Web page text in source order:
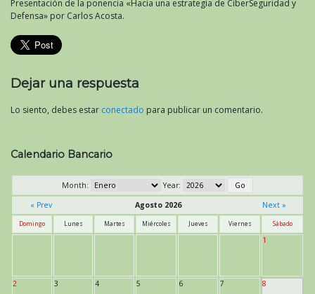
Presentación de la ponencia «Hacia una estrategia de CiberSeguridad y
Defensa» por Carlos Acosta.
Dejar una respuesta
Lo siento, debes estar conectado para publicar un comentario.
Calendario Bancario
Month:
Year:
« Prev
Agosto 2026 Next »
Domingo Lunes Martes Miércoles Jueves Viernes Sábado
1
2 3 4 5 6 7 8